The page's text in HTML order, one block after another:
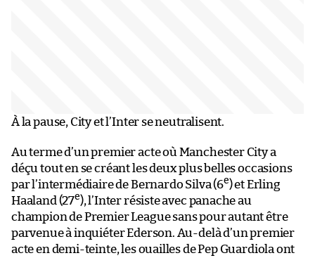
À la pause, City et l’Inter se neutralisent.
Au terme d’un premier acte où Manchester City a
déçu tout en se créant les deux plus belles occasions
par l’intermédiaire de Bernardo Silva (6e) et Erling
Haaland (27e), l’Inter résiste avec panache au
champion de Premier League sans pour autant être
parvenue à inquiéter Ederson. Au-delà d’un premier
acte en demi-teinte, les ouailles de Pep Guardiola ont